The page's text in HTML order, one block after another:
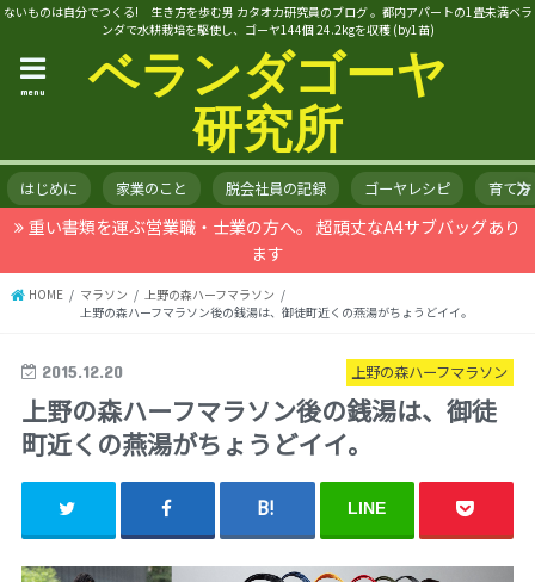
ないものは自分でつくる! 生き方を歩む男 カタオカ研究員のブログ 。都内アパートの1畳未満ベラ
ンダで水耕栽培を駆使し、ゴーヤ144個 24.2kgを収穫 (by1苗)
ベランダゴーヤ
研究所
menu
はじめに 家業のこと 脱会社員の記録 ゴーヤレシピ 育て方
重い書類を運ぶ営業職・士業の方へ。 超頑丈なA4サブバッグあり
ます
HOME マラソン
上野の森ハーフマラソン
上野の森ハーフマラソン後の銭湯は、御徒町近くの燕湯がちょうどイイ。
上野の森ハーフマラソン
2015.12.20
上野の森ハーフマラソン後の銭湯は、御徒
町近くの燕湯がちょうどイイ。
LINE